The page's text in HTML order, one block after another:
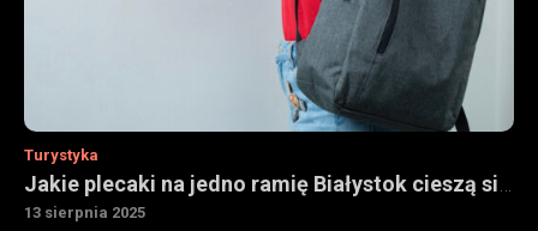
Turystyka
13 sierpnia 2025